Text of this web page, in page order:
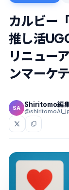
カルビー
推し活
リニュー
ンマーケ
SA Shiritomo編
@shiritomoAI_jp